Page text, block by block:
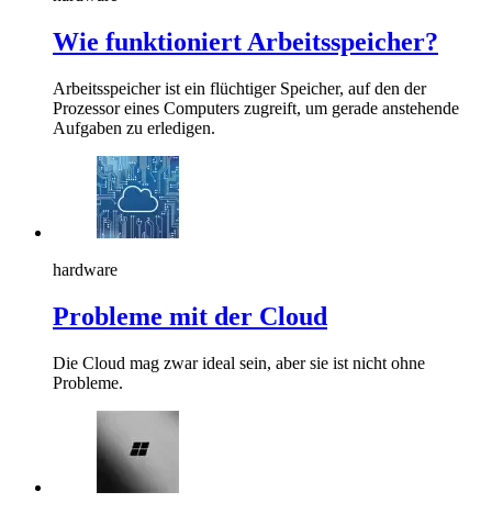
Wie funktioniert Arbeitsspeicher?
Arbeitsspeicher ist ein flüchtiger Speicher, auf den der
Prozessor eines Computers zugreift, um gerade anstehende
Aufgaben zu erledigen.
hardware
Probleme mit der Cloud
Die Cloud mag zwar ideal sein, aber sie ist nicht ohne
Probleme.